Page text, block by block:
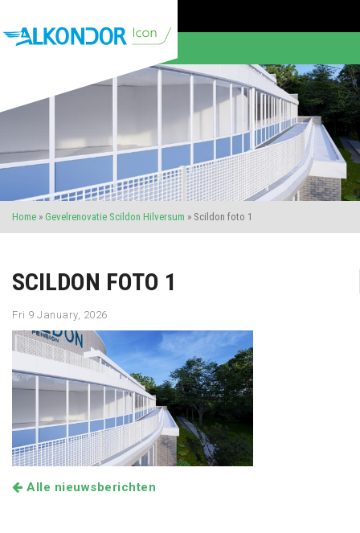
Home » Gevelrenovatie Scildon Hilversum » Scildon foto 1
SCILDON FOTO 1
Fri 9 January, 2026
Alle nieuwsberichten